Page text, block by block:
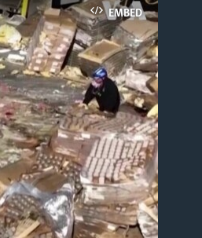
EMBED